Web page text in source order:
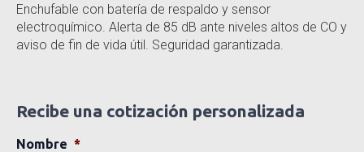
Enchufable con batería de respaldo y sensor
electroquímico. Alerta de 85 dB ante niveles altos de CO y
aviso de fin de vida útil. Seguridad garantizada.
Recibe una cotización personalizada
Nombre *